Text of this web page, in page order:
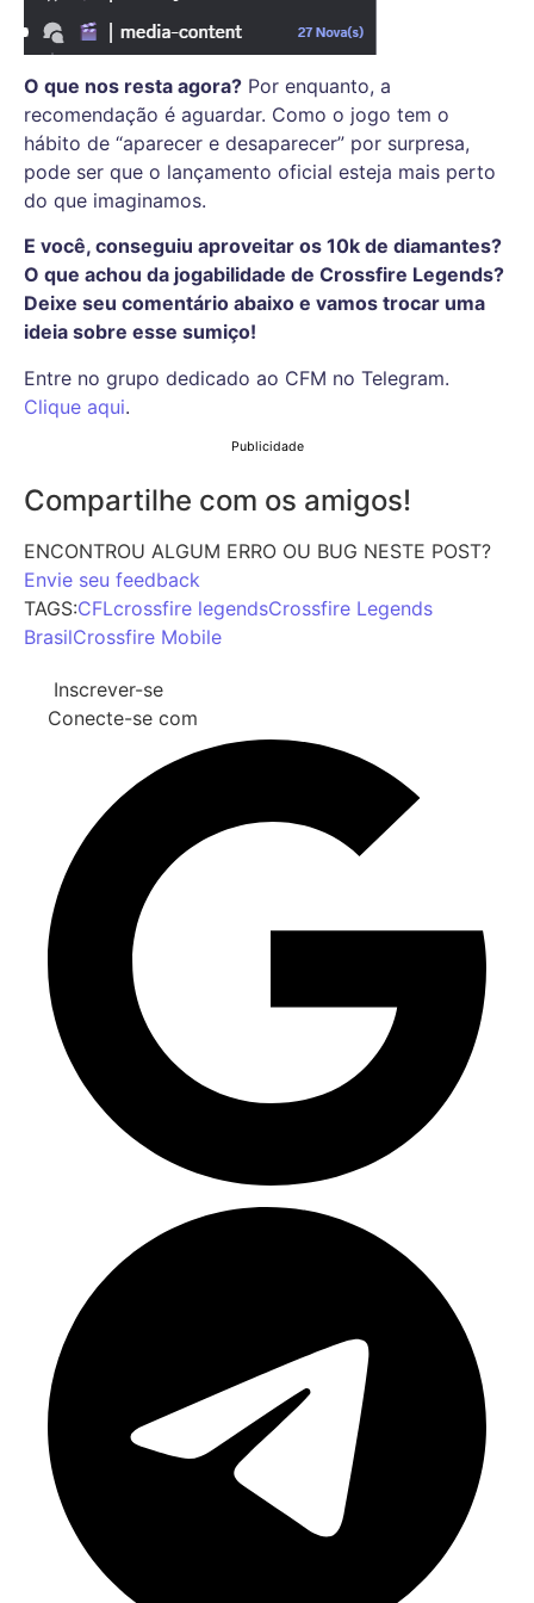
O que nos resta agora? Por enquanto, a
recomendação é aguardar. Como o jogo tem o
hábito de “aparecer e desaparecer” por surpresa,
pode ser que o lançamento oficial esteja mais perto
do que imaginamos.
E você, conseguiu aproveitar os 10k de diamantes?
O que achou da jogabilidade de Crossfire Legends?
Deixe seu comentário abaixo e vamos trocar uma
ideia sobre esse sumiço!
Entre no grupo dedicado ao CFM no Telegram.
Clique aqui.
Publicidade
Compartilhe com os amigos!
ENCONTROU ALGUM ERRO OU BUG NESTE POST?
Envie seu feedback
TAGS:CFLcrossfire legendsCrossfire Legends
BrasilCrossfire Mobile
Inscrever-se
Conecte-se com